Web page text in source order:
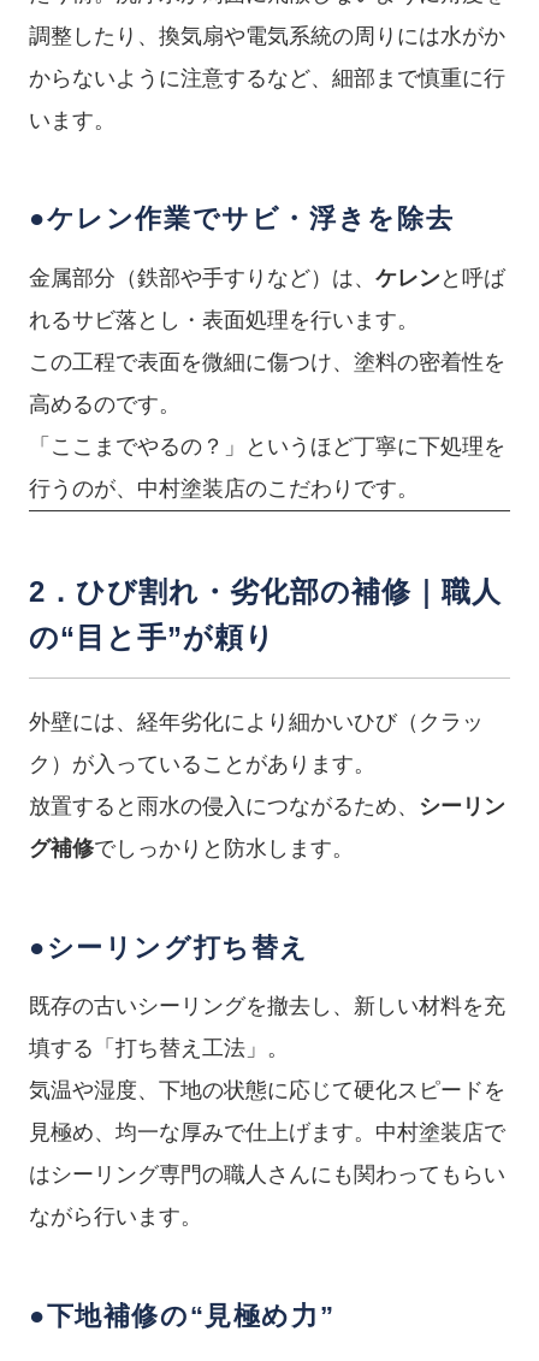
調整したり、換気扇や電気系統の周りには水がか
からないように注意するなど、細部まで慎重に行
います。
●ケレン作業でサビ・浮きを除去
金属部分（鉄部や手すりなど）は、 ケレンと呼ば
れるサビ落とし・表面処理を行います。
この工程で表面を微細に傷つけ、塗料の密着性を
高めるのです。
「ここまでやるの？」というほど丁寧に下処理を
行うのが、中村塗装店のこだわりです。
2．ひび割れ・劣化部の補修｜職人
の“目と手”が頼り
外壁には、経年劣化により細かいひび（クラッ
ク）が入っていることがあります。
放置すると雨水の侵入につながるため、
シーリン
グ補修でしっかりと防水します。
●シーリング打ち替え
既存の古いシーリングを撤去し、新しい材料を充
填する「打ち替え工法」。
気温や湿度、下地の状態に応じて硬化スピードを
見極め、均一な厚みで仕上げます。中村塗装店で
はシーリング専門の職人さんにも関わってもらい
ながら行います。
●下地補修の“見極め力”